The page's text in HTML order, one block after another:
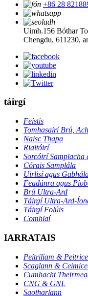
+86 28
Uimh.156 Bóthar
Chengdu, 611230,
táirgí
Feistis
Tomhasairí Brú,
Naisc Thapa
Rialtóirí
Sorcóirí Samplacha
Córais Samplála
Uirlisí agus
Feadánra agus
Brú Ultra-Ard
Táirgí Ultra-Ard-
Táirgí Folúis
Comhlaí
IARRATAIS
Peitriliam &
Scaglann &
Cumhacht
CNG & GNL
Saotharlann